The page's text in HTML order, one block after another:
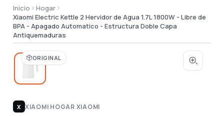
Inicio
Hogar
Xiaomi Electric Kettle 2 Hervidor de Agua 1.7L 1800W - Libre de
BPA - Apagado Automatico - Estructura Doble Capa
Antiquemaduras
ORIGINAL
X XIAOMI|HOGAR XIAOMI